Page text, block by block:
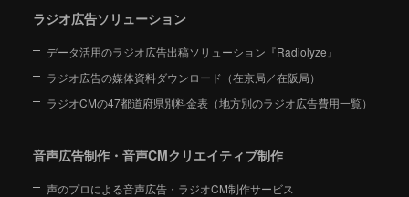
ラジオ広告ソリューション
データ活用のラジオ広告出稿ソリューション『Radiolyze』
ラジオ広告の媒体資料ダウンロード（在京局／在阪局）
ラジオCMの47都道府県別料金表（地方別のラジオ広告費用一覧）
音声広告制作・音声CMクリエイティブ制作
声のプロによる音声広告・ラジオCM制作サービス